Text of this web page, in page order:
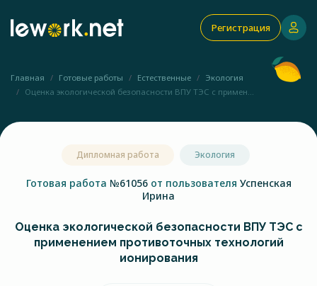
Регистрация
Главная Готовые работы Естественные
Экология
Оценка экологической безопасности ВПУ ТЭС с примен...
Дипломная работа Экология
Готовая работа №61056 от пользователя Успенская
Ирина
Оценка экологической безопасности ВПУ ТЭС с
применением противоточных технологий
ионирования